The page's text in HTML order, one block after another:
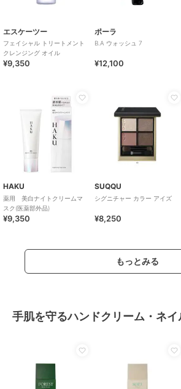
エスケーツー
フェイシャル トリートメント
クレンジング オイル
¥9,350
ポーラ
B.A ウォッシュ 7
¥12,100
HAKU
薬用 美白ナイトクリームマ
スク(医薬部外品)
¥9,350
SUQQU
シグニチャー カラー アイズ
¥8,250
もっとみる
手肌を守るハンドクリーム・ネイ